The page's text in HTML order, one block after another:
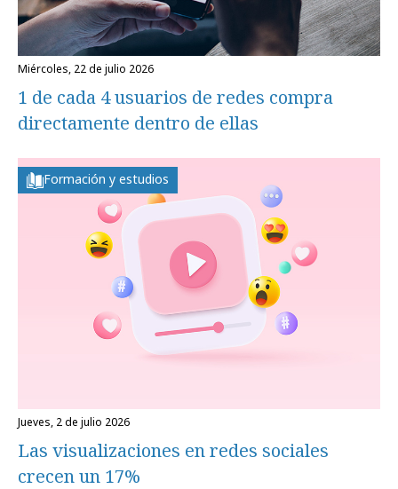
miércoles, 22 de julio 2026
1 de cada 4 usuarios de redes compra
directamente dentro de ellas
Formación y estudios
jueves, 2 de julio 2026
Las visualizaciones en redes sociales
crecen un 17%